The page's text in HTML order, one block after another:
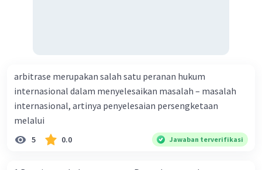
arbitrase merupakan salah satu peranan hukum
internasional dalam menyelesaikan masalah – masalah
internasional, artinya penyelesaian persengketaan
melalui
5 0.0 Jawaban terverifikasi